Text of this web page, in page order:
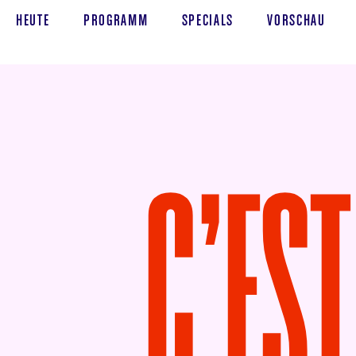
HEUTE PROGRAMM SPECIALS VORSCHAU